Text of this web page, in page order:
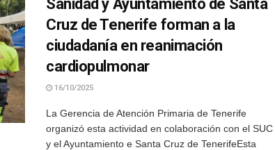
Sanidad y Ayuntamiento de Santa
Cruz de Tenerife forman a la
ciudadanía en reanimación
cardiopulmonar
16/10/2025
La Gerencia de Atención Primaria de Tenerife
organizó esta actividad en colaboración con el SUC
y el Ayuntamiento e Santa Cruz de TenerifeEsta